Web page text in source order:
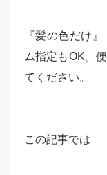
『髪の色だけ
ム指定もOK。
てください。
この記事では